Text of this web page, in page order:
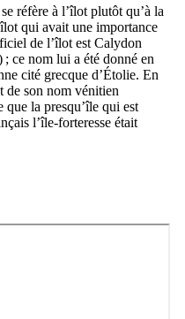
se réfère à l’îlot plutôt qu’à la
qui avait une importance
de l’îlot est Calydon
; ce nom lui a été donné en
cité grecque d’Étolie. En
de son nom vénitien
que la presqu’île qui est
l’île-forteresse était